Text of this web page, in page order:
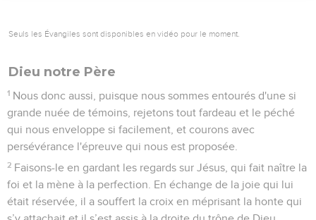
Seuls les Évangiles sont disponibles en vidéo pour le moment.
Dieu notre Père
1 Nous donc aussi, puisque nous sommes entourés d'une si
grande nuée de témoins, rejetons tout fardeau et le péché
qui nous enveloppe si facilement, et courons avec
persévérance l'épreuve qui nous est proposée.
2 Faisons-le en gardant les regards sur Jésus, qui fait naître la
foi et la mène à la perfection. En échange de la joie qui lui
était réservée, il a souffert la croix en méprisant la honte qui